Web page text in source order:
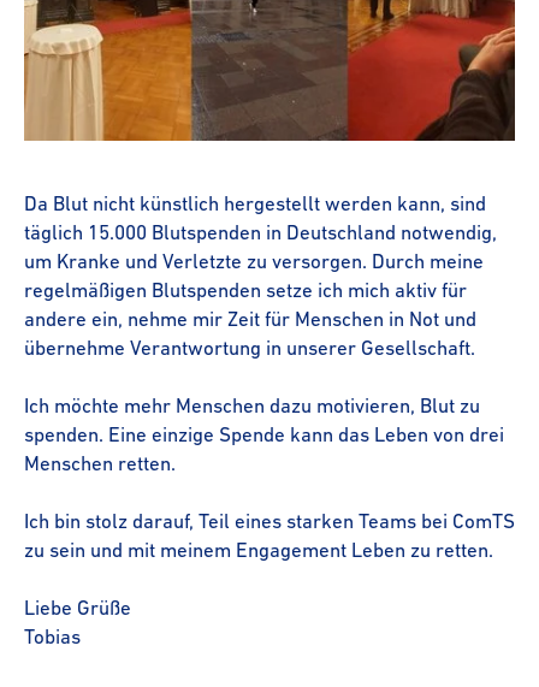
Da Blut nicht künstlich hergestellt werden kann, sind
täglich 15.000 Blutspenden in Deutschland notwendig,
um Kranke und Verletzte zu versorgen. Durch meine
regelmäßigen Blutspenden setze ich mich aktiv für
andere ein, nehme mir Zeit für Menschen in Not und
übernehme Verantwortung in unserer Gesellschaft.
Ich möchte mehr Menschen dazu motivieren, Blut zu
spenden. Eine einzige Spende kann das Leben von drei
Menschen retten.
Ich bin stolz darauf, Teil eines starken Teams bei ComTS
zu sein und mit meinem Engagement Leben zu retten.
Liebe Grüße
Tobias